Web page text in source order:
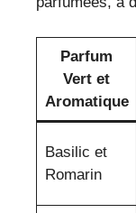
Parfum
Vert et
Aromatique
Basilic et
Romarin